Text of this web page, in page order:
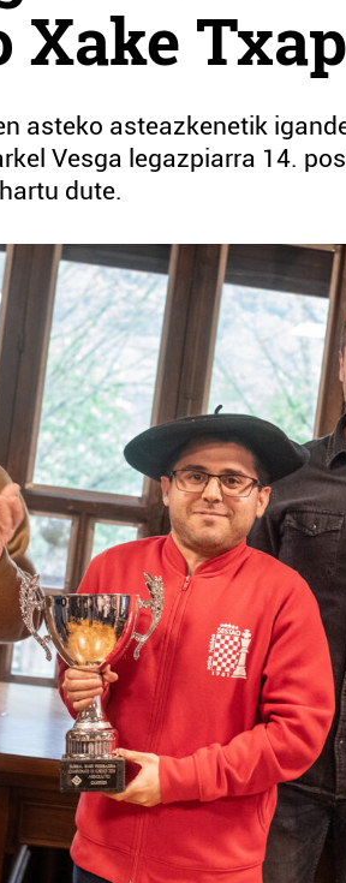
Xake
asteko asteazkenetik
Vesga legazpiarra 14.
dute.